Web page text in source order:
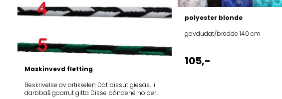
Maskinvevd fletting
Beskrivelse av artikkelen Dát bissut giesas, ii
darbbaš goarrut gitta Disse båndene holder
polyester blonde
govdudat/bredde 140 cm
105,-